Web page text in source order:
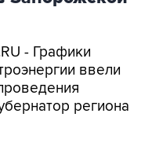
- Графики
региона
а также